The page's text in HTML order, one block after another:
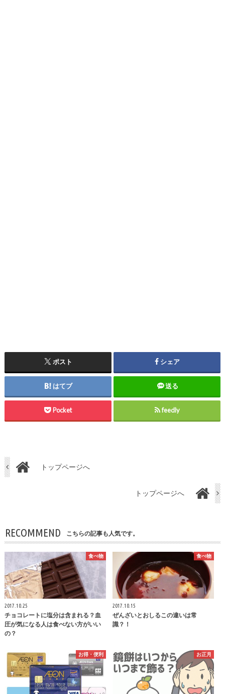
ポスト シェア
はてブ 送る
Pocket feedly
トップページへ
トップページへ
RECOMMEND こちらの記事も人気です。
食べ物
2017.10.25
チョコレートに塩分は含まれる？血
圧が気になる人は食べない方がいい
の？
食べ物
2017.10.15
ぜんざいとおしるこの違いは常
識？！
お得・便利 お正月